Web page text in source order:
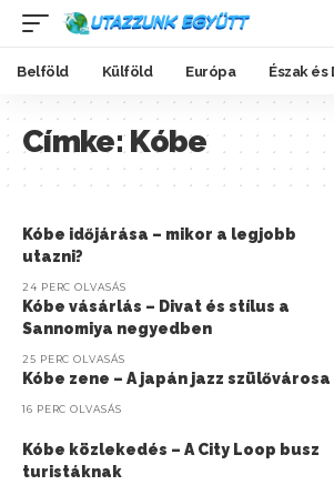
Belföld Külföld Európa Észak
Címke:Kóbe
Kóbe időjárása – mikor a legjobb
utazni?
24 PERC OLVASÁS
Kóbe vásárlás – Divat és stílus a
Sannomiya negyedben
25 PERC OLVASÁS
Kóbe zene – A japán jazz szülővárosa
16 PERC OLVASÁS
Kóbe közlekedés – A City Loop busz
turistáknak